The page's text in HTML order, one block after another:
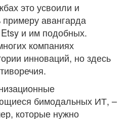
это усвоили и
авангарда
и им подобных.
компаниях
инноваций, но здесь
бимодальных ИТ, –
которые нужно